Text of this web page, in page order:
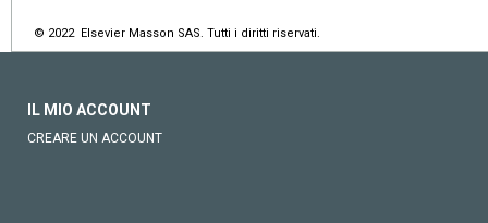
© 2022 Elsevier Masson SAS. Tutti i diritti riservati.
IL MIO ACCOUNT
CREARE UN ACCOUNT